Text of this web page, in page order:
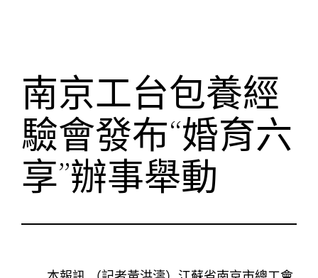
南京工台包養經
驗會發布“婚育六
享”辦事舉動